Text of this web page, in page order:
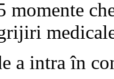
momente
a intra în